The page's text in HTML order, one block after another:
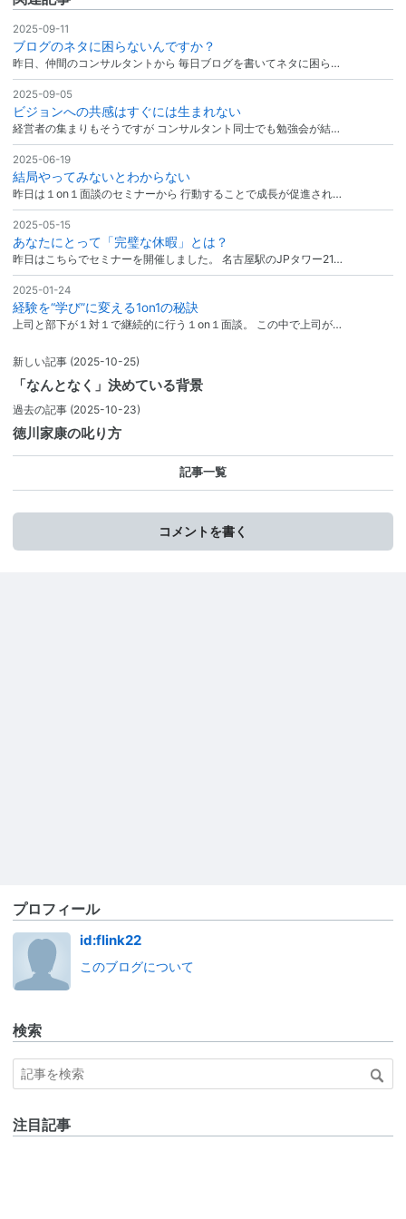
2025-09-11
ブログのネタに困らないんですか？
昨日、仲間のコンサルタントから 毎日ブログを書いてネタに困ら…
2025-09-05
ビジョンへの共感はすぐには生まれない
経営者の集まりもそうですが コンサルタント同士でも勉強会が結…
2025-06-19
結局やってみないとわからない
昨日は１on１面談のセミナーから 行動することで成長が促進され…
2025-05-15
あなたにとって「完璧な休暇」とは？
昨日はこちらでセミナーを開催しました。 名古屋駅のJPタワー21…
2025-01-24
経験を“学び”に変える1on1の秘訣
上司と部下が１対１で継続的に行う１on１面談。 この中で上司が…
新しい記事 (2025-10-25)
「なんとなく」決めている背景
過去の記事 (2025-10-23)
徳川家康の叱り方
記事一覧
コメントを書く
プロフィール
id:flink22
このブログについて
検索
注目記事